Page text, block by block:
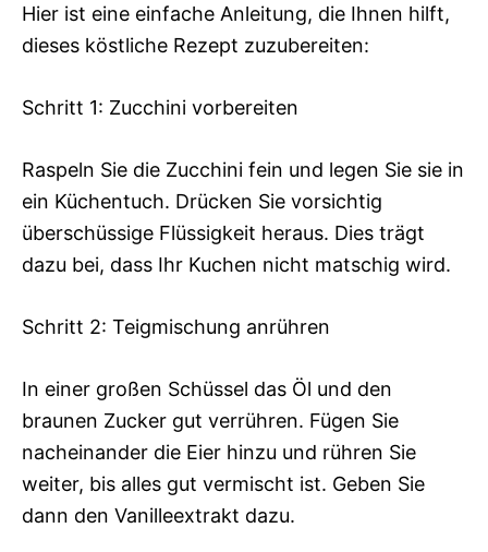
Hier ist eine einfache Anleitung, die Ihnen hilft,
dieses köstliche Rezept zuzubereiten:
Schritt 1: Zucchini vorbereiten
Raspeln Sie die Zucchini fein und legen Sie sie in
ein Küchentuch. Drücken Sie vorsichtig
überschüssige Flüssigkeit heraus. Dies trägt
dazu bei, dass Ihr Kuchen nicht matschig wird.
Schritt 2: Teigmischung anrühren
In einer großen Schüssel das Öl und den
braunen Zucker gut verrühren. Fügen Sie
nacheinander die Eier hinzu und rühren Sie
weiter, bis alles gut vermischt ist. Geben Sie
dann den Vanilleextrakt dazu.